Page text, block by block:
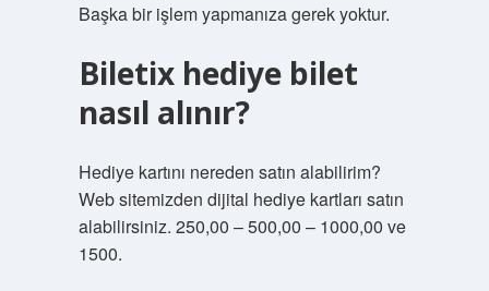
Başka bir işlem yapmanıza gerek yoktur.
Biletix hediye bilet
nasıl alınır?
Hediye kartını nereden satın alabilirim?
Web sitemizden dijital hediye kartları satın
alabilirsiniz. 250,00 – 500,00 – 1000,00 ve
1500.